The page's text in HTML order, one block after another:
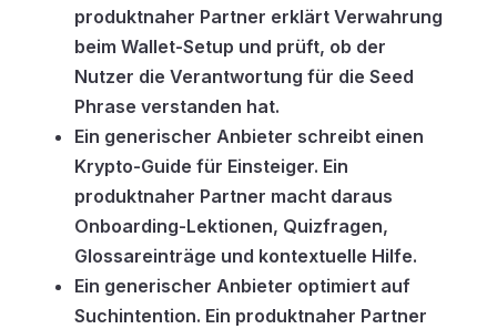
produktnaher Partner erklärt Verwahrung
beim Wallet-Setup und prüft, ob der
Nutzer die Verantwortung für die Seed
Phrase verstanden hat.
Ein generischer Anbieter schreibt einen
Krypto-Guide für Einsteiger. Ein
produktnaher Partner macht daraus
Onboarding-Lektionen, Quizfragen,
Glossareinträge und kontextuelle Hilfe.
Ein generischer Anbieter optimiert auf
Suchintention. Ein produktnaher Partner